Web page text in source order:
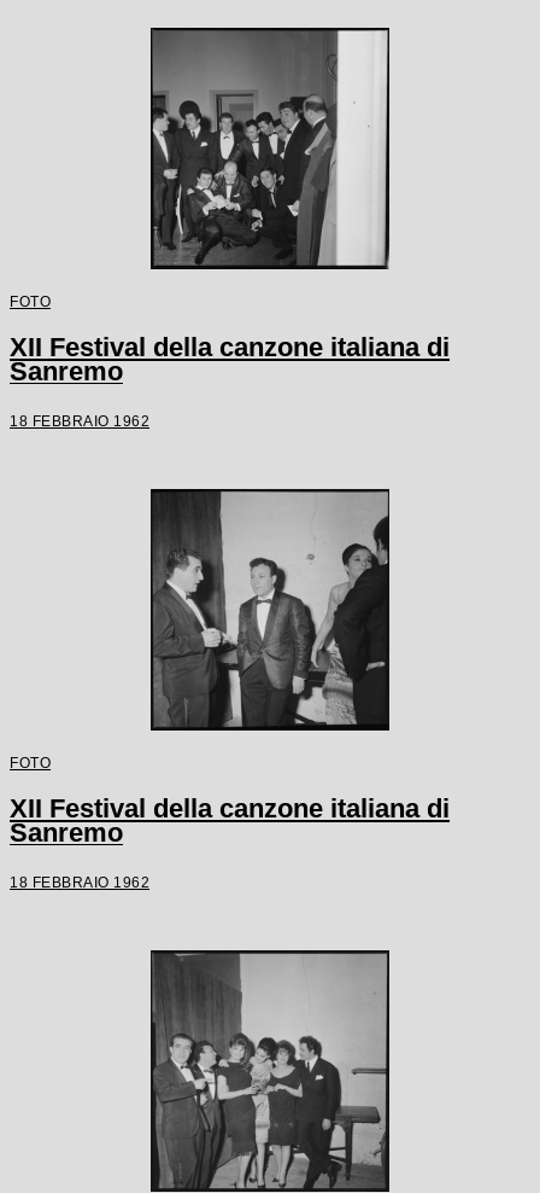
FOTO
XII Festival della canzone italiana di
Sanremo
18 FEBBRAIO 1962
FOTO
XII Festival della canzone italiana di
Sanremo
18 FEBBRAIO 1962